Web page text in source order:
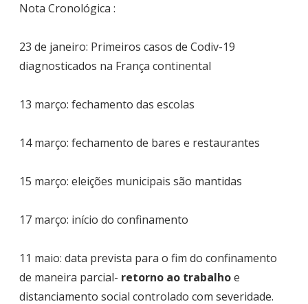
Nota Cronológica :
23 de janeiro: Primeiros casos de Codiv-19
diagnosticados na França continental
13 março: fechamento das escolas
14 março: fechamento de bares e restaurantes
15 março: eleições municipais são mantidas
17 março: início do confinamento
11 maio: data prevista para o fim do confinamento
de maneira parcial- retorno ao trabalhoe
distanciamento social controlado com severidade.